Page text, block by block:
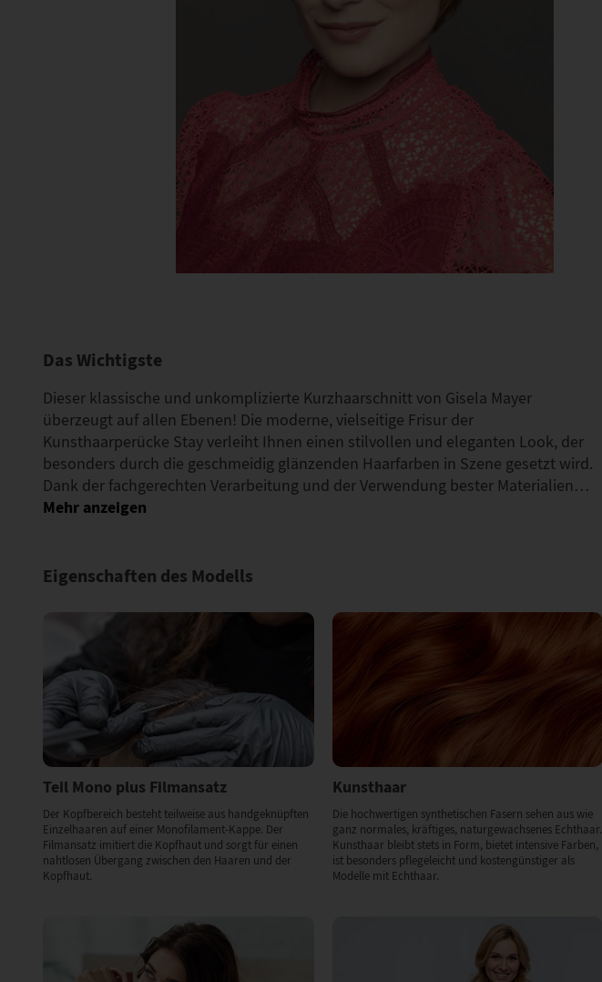
Das Wichtigste
Dieser klassische und unkomplizierte Kurzhaarschnitt von Gisela Mayer
überzeugt auf allen Ebenen! Die moderne, vielseitige Frisur der
Kunsthaarperücke Stay verleiht Ihnen einen stilvollen und eleganten Look, der
besonders durch die geschmeidig glänzenden Haarfarben in Szene gesetzt wird.
Dank der fachgerechten Verarbeitung und der Verwendung bester Materialien…
Eigenschaften des Modells
Teil Mono plus Filmansatz
Der Kopfbereich besteht teilweise aus handgeknüpften
Einzelhaaren auf einer Monofilament-Kappe. Der
Filmansatz imitiert die Kopfhaut und sorgt für einen
nahtlosen Übergang zwischen den Haaren und der
Kopfhaut.
Kunsthaar
Die hochwertigen synthetischen Fasern sehen aus wie
ganz normales, kräftiges, naturgewachsenes Echthaar.
Kunsthaar bleibt stets in Form, bietet intensive Farben,
ist besonders pflegeleicht und kostengünstiger als
Modelle mit Echthaar.